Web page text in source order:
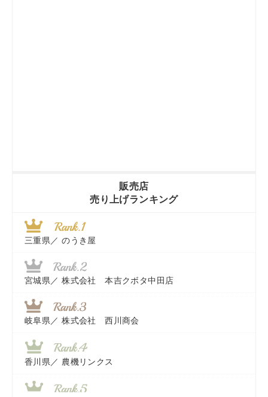
販売店
売り上げランキング
三重県／ のうき屋
宮城県／ 株式会社 本吉クボタ中田店
岐阜県／ 株式会社 西川商会
香川県／ 農機リンクス